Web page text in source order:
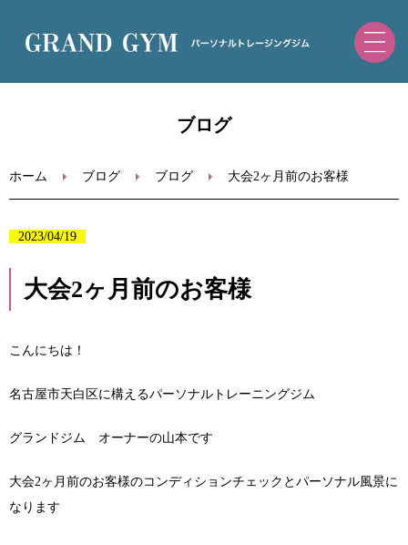
ブログ
ホーム ブログ ブログ 大会2ヶ月前のお客様
2023/04/19
大会2ヶ月前のお客様
こんにちは！
名古屋市天白区に構えるパーソナルトレーニングジム
グランドジム オーナーの山本です
大会2ヶ月前のお客様のコンディションチェックとパーソナル風景に
なります